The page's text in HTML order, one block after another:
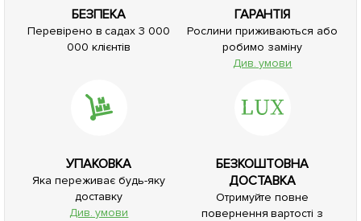
БЕЗПЕКА
Перевірено в садах 3 000
000 клієнтів
ГАРАНТІЯ
Рослини приживаються або
робимо заміну
Див. умови
УПАКОВКА
Яка переживає будь-яку
доставку
Див. умови
БЕЗКОШТОВНА
ДОСТАВКА
Отримуйте повне
повернення вартості з